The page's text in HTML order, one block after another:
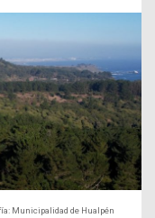
Municipalidad de Hualpén